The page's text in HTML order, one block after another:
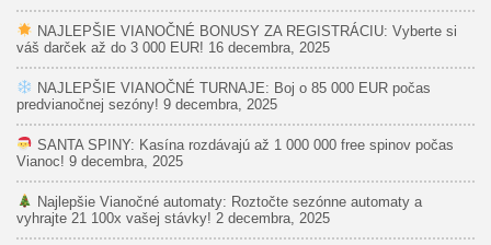
NAJLEPŠIE VIANOČNÉ BONUSY ZA REGISTRÁCIU: Vyberte si
váš darček až do 3 000 EUR! 16 decembra, 2025
NAJLEPŠIE VIANOČNÉ TURNAJE: Boj o 85 000 EUR počas
predvianočnej sezóny! 9 decembra, 2025
SANTA SPINY: Kasína rozdávajú až 1 000 000 free spinov počas
Vianoc! 9 decembra, 2025
Najlepšie Vianočné automaty: Roztočte sezónne automaty a
vyhrajte 21 100x vašej stávky! 2 decembra, 2025